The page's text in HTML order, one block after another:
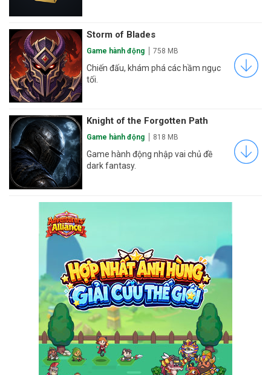
Storm of Blades
Game hành động 758 MB
Chiến đấu, khám phá các hầm ngục
tối.
Knight of the Forgotten Path
Game hành động 818 MB
Game hành động nhập vai chủ đề
dark fantasy.